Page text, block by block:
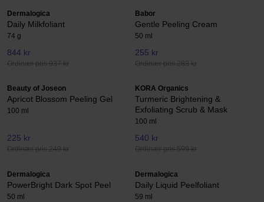
Dermalogica
Daily Milkfoliant
74 g
844 kr
Ordinær pris 937 kr
Babor
Gentle Peeling Cream
50 ml
255 kr
Ordinær pris 283 kr
Beauty of Joseon
Apricot Blossom Peeling Gel
100 ml
225 kr
Ordinær pris 249 kr
KORA Organics
Turmeric Brightening &
Exfoliating Scrub & Mask
100 ml
540 kr
Ordinær pris 599 kr
Dermalogica
PowerBright Dark Spot Peel
50 ml
Dermalogica
Daily Liquid Peelfoliant
59 ml